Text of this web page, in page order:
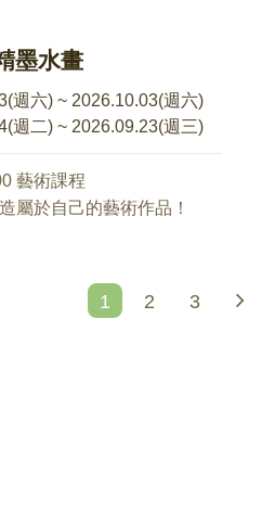
次與其他場次時段不同)
段的自然延續？
皮拉提斯老師
治中心 臨床心理師
學部 臨床心理師
學部 任務型教學負責人
中正、慈濟實習臨床心理師
墨水畫
週六) ~ 2026.10.03(週六)
週二) ~ 2026.09.23(週三)
藝術課程
屬於自己的藝術作品！
上自然擴散、交融，形成
1 2 3